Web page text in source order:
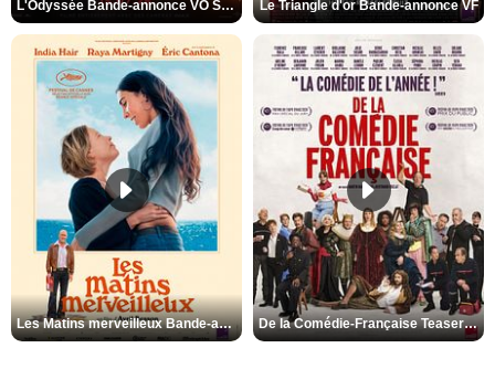
L'Odyssée Bande-annonce VO STFR Le Triangle d'or Bande-annonce VF
Les Matins merveilleux Bande-annonce VF De la Comédie-Française Teaser VF